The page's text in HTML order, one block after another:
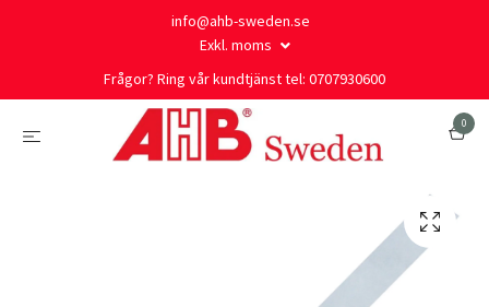
info@ahb-sweden.se
Exkl. moms
Frågor? Ring vår kundtjänst tel: 0707930600
0